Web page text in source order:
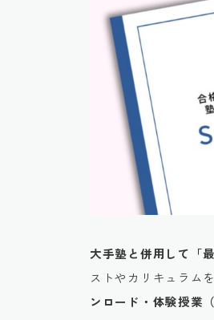
大手塾と併用して「
ストやカリキュラム
ンロード・体験授業